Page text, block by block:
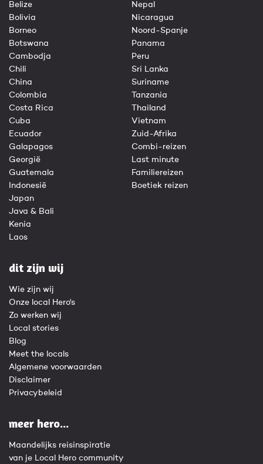
Belize
Bolivia
Borneo
Botswana
Cambodja
Chili
China
Colombia
Costa Rica
Cuba
Ecuador
Galapagos
Georgië
Guatemala
Indonesië
Japan
Java & Bali
Kenia
Laos
Nepal
Nicaragua
Noord-Spanje
Panama
Peru
Sri Lanka
Suriname
Tanzania
Thailand
Vietnam
Zuid-Afrika
Combi-reizen
Last minute
Familiereizen
Boetiek reizen
dit zijn wij
Wie zijn wij
Onze local Hero's
Zo werken wij
Local stories
Blog
Meet the locals
Algemene voorwaarden
Disclaimer
Privacybeleid
meer hero...
Maandelijks reisinspiratie
van je Local Hero community